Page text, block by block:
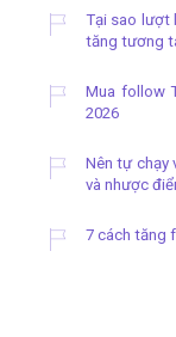
Tại sao lượt
tăng tương
Mua follow
2026
Nên tự chạy
và nhược
7 cách tăng